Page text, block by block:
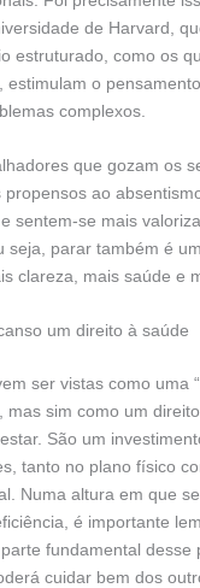
de Harvard,
estruturado, como os
estimulam o
complexos.
que gozam os
ao
sentem-se mais
seja, parar também é
clareza, mais saúde e
um direito à saúde
ser vistas como uma
mas sim como um
São um
tanto no plano físico
Numa altura em que
é importante
fundamental desse
cuidar bem dos